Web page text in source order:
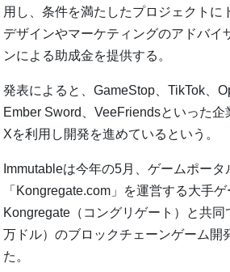
用し、条件を満たしたプロジェクトに
デザインやマーケティングのアドバイ
ンによる助成金を提供する。
発表によると、GameStop、TikTok、
Ember Sword、VeeFriendsといった
Xを利用し開発を進めているという。
Immutableは今年の5月、ゲームポータ
「Kongregate.com」を運営する大手
Kongregate（コングリゲート）と共
万ドル）のブロックチェーンゲーム開
た。